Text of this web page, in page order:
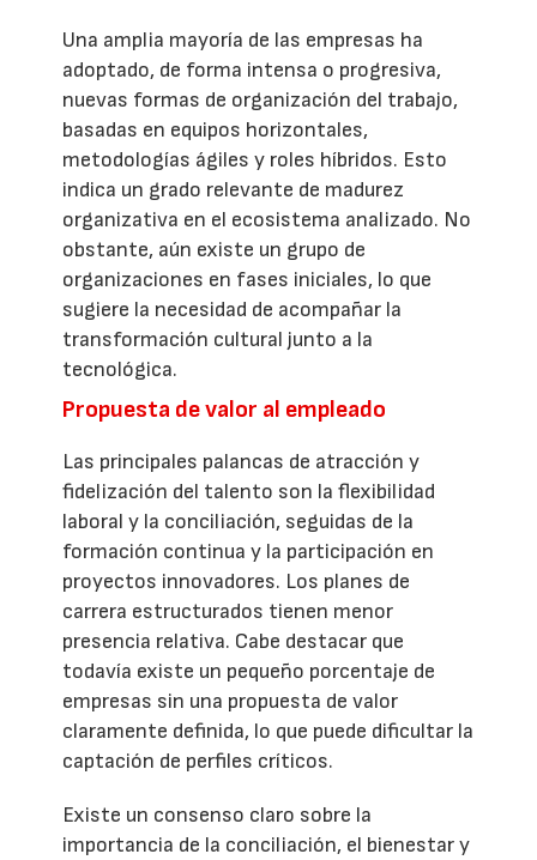
Una amplia mayoría de las empresas ha
adoptado, de forma intensa o progresiva,
nuevas formas de organización del trabajo,
basadas en equipos horizontales,
metodologías ágiles y roles híbridos. Esto
indica un grado relevante de madurez
organizativa en el ecosistema analizado. No
obstante, aún existe un grupo de
organizaciones en fases iniciales, lo que
sugiere la necesidad de acompañar la
transformación cultural junto a la
tecnológica.
Propuesta de valor al empleado
Las principales palancas de atracción y
fidelización del talento son la flexibilidad
laboral y la conciliación, seguidas de la
formación continua y la participación en
proyectos innovadores. Los planes de
carrera estructurados tienen menor
presencia relativa. Cabe destacar que
todavía existe un pequeño porcentaje de
empresas sin una propuesta de valor
claramente definida, lo que puede dificultar la
captación de perfiles críticos.
Existe un consenso claro sobre la
importancia de la conciliación, el bienestar y